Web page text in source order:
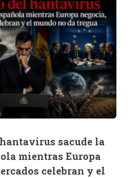
sacude la
mientras Europa
celebran y el